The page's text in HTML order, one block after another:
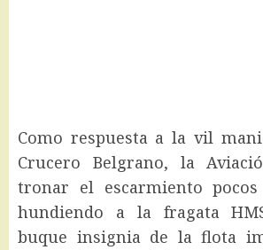
Como respuesta a la vil
Crucero Belgrano, la
tronar el escarmiento pocos
hundiendo a la fragata
buque insignia de la flota